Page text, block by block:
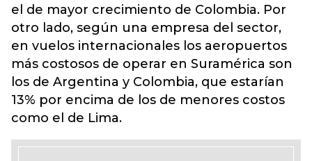
el de mayor crecimiento de Colombia. Por
otro lado, según una empresa del sector,
en vuelos internacionales los aeropuertos
más costosos de operar en Suramérica son
los de Argentina y Colombia, que estarían
13% por encima de los de menores costos
como el de Lima.